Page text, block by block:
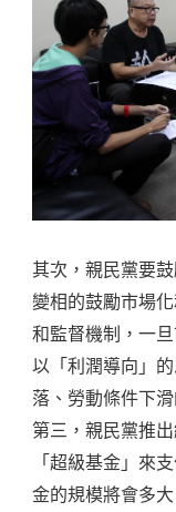
其次，親民黨要
變相的鼓勵市場
和監督機制，一
以「利潤導向」
落、勞動條件下滑
第三，親民黨推
「超級基金」來
金的規模將會多